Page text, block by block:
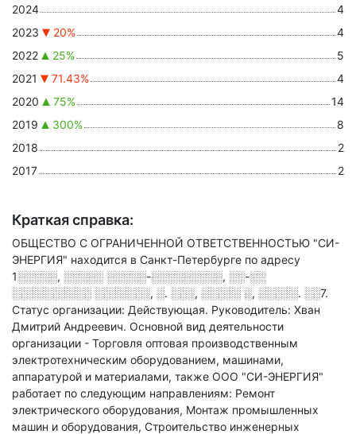
2024
4
2023
20%
4
2022
25%
5
2021
71.43%
4
2020
75%
14
2019
300%
8
2018
2
2017
2
Краткая справка:
ОБЩЕСТВО С ОГРАНИЧЕННОЙ ОТВЕТСТВЕННОСТЬЮ "СИ-
ЭНЕРГИЯ" находится в Санкт-Петербурге по адресу
1░░░░░, ░░░░░ ░░░░░-░░░░░░░░░, ░░-░░
░░░░░░░░░░ ░░░░░░░, ░. ░░░, ░░░░░ ░, ░░░░░. ░░7.
Статус организации: Действующая. Руководитель: Хван
Дмитрий Андреевич. Основной вид деятельности
организации - Торговля оптовая производственным
электротехническим оборудованием, машинами,
аппаратурой и материалами, также ООО "СИ-ЭНЕРГИЯ"
работает по следующим направлениям: Ремонт
электрического оборудования, Монтаж промышленных
машин и оборудования, Строительство инженерных